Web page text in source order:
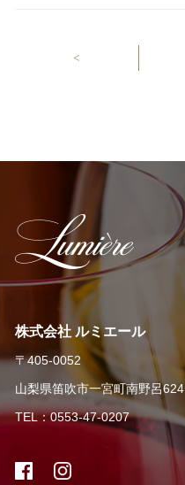
<
株式会社 ルミエール
〒405-0052
山梨県笛吹市一宮町南野呂624
TEL：0553-47-0207